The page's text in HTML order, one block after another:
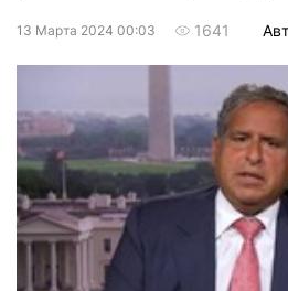
13 Марта 2024 00:03 1641